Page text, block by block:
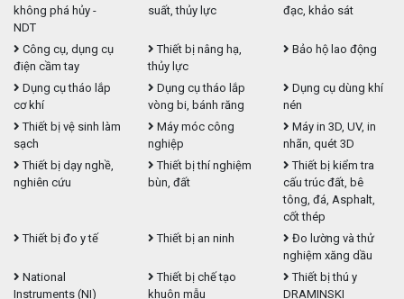
không phá hủy -
NDT
suất, thủy lực
đạc, khảo sát
Công cụ, dụng cụ
điện cầm tay
Thiết bị nâng hạ,
thủy lực
Bảo hộ lao động
Dụng cụ tháo lắp
cơ khí
Dụng cụ tháo lắp
vòng bi, bánh răng
Dụng cụ dùng khí
nén
Thiết bị vệ sinh làm
sạch
Máy móc công
nghiệp
Máy in 3D, UV, in
nhãn, quét 3D
Thiết bị dạy nghề,
nghiên cứu
Thiết bị thí nghiệm
bùn, đất
Thiết bị kiểm tra
cấu trúc đất, bê
tông, đá, Asphalt,
cốt thép
Thiết bị đo y tế
Thiết bị an ninh
Đo lường và thử
nghiệm xăng dầu
National
Instruments (NI)
Thiết bị chế tạo
khuôn mẫu
Thiết bị thú y
DRAMINSKI